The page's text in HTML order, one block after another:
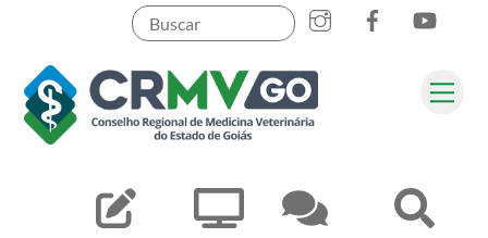
content
Pesquisar